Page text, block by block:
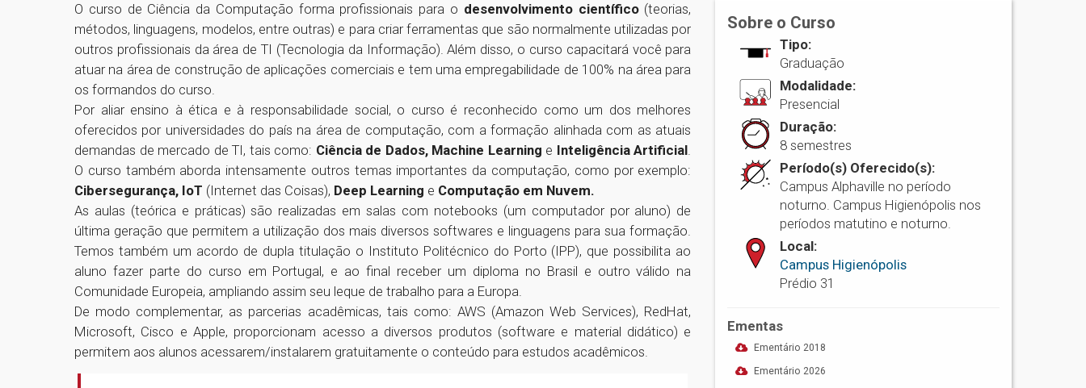
O curso de Ciência da Computação forma profissionais para o desenvolvimento científico(teorias,
métodos, linguagens, modelos, entre outras) e para criar ferramentas que são normalmente utilizadas por
outros profissionais da área de TI (Tecnologia da Informação). Além disso, o curso capacitará você para
atuar na área de construção de aplicações comerciais e tem uma empregabilidade de 100% na área para
os formandos do curso.
Por aliar ensino à ética e à responsabilidade social, o curso é reconhecido como um dos melhores
oferecidos por universidades do país na área de computação, com a formação alinhada com as atuais
demandas de mercado de TI, tais como: Ciência de Dados, Machine Learning e Inteligência Artificial.
O curso também aborda intensamente outros temas importantes da computação, como por exemplo:
Cibersegurança, IoT (Internet das Coisas), Deep Learning e Computação em Nuvem.
As aulas (teórica e práticas) são realizadas em salas com notebooks (um computador por aluno) de
última geração que permitem a utilização dos mais diversos softwares e linguagens para sua formação.
Temos também um acordo de dupla titulação o Instituto Politécnico do Porto (IPP), que possibilita ao
aluno fazer parte do curso em Portugal, e ao final receber um diploma no Brasil e outro válido na
Comunidade Europeia, ampliando assim seu leque de trabalho para a Europa.
De modo complementar, as parcerias acadêmicas, tais como: AWS (Amazon Web Services), RedHat,
Microsoft, Cisco e Apple, proporcionam acesso a diversos produtos (software e material didático) e
permitem aos alunos acessarem/instalarem gratuitamente o conteúdo para estudos acadêmicos.
Sobre o Curso
Tipo:
Graduação
Modalidade:
Presencial
Duração:
8 semestres
Período(s) Oferecido(s):
Campus Alphaville no período
noturno. Campus Higienópolis nos
períodos matutino e noturno.
Local:
Campus Higienópolis
Prédio 31
Ementas
Ementário 2018
Ementário 2026